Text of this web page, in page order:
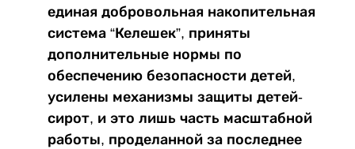
единая добровольная накопительная
система “Келешек”, приняты
дополнительные нормы по
обеспечению безопасности детей,
усилены механизмы защиты детей-
сирот, и это лишь часть масштабной
работы, проделанной за последнее